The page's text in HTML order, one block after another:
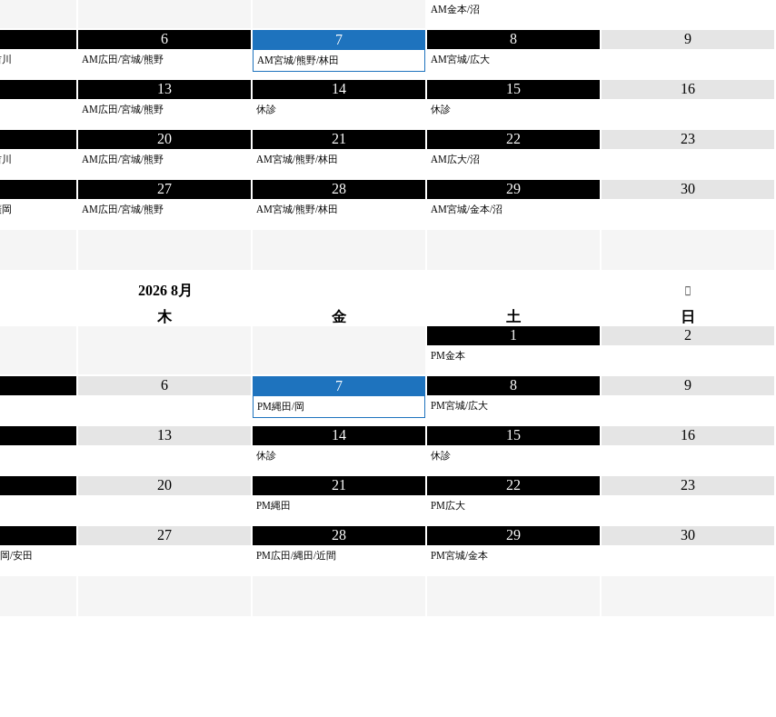
AM金本/沼
6
AM広田/宮城/熊野
7
AM宮城/熊野/林田
8
AM宮城/広大
9
13
AM広田/宮城/熊野
14
休診
15
休診
16
20
AM広田/宮城/熊野
21
AM宮城/熊野/林田
22
AM広大/沼
23
27
AM広田/宮城/熊野
28
AM宮城/熊野/林田
29
AM宮城/金本/沼
30
2026 8月
木 金 土
日
1
PM金本
2
6 7
PM縄田/岡
8
PM宮城/広大
9
13 14
休診
15
休診
16
20 21
PM縄田
22
PM広大
23
/安田
27 28
PM広田/縄田/近間
29
PM宮城/金本
30